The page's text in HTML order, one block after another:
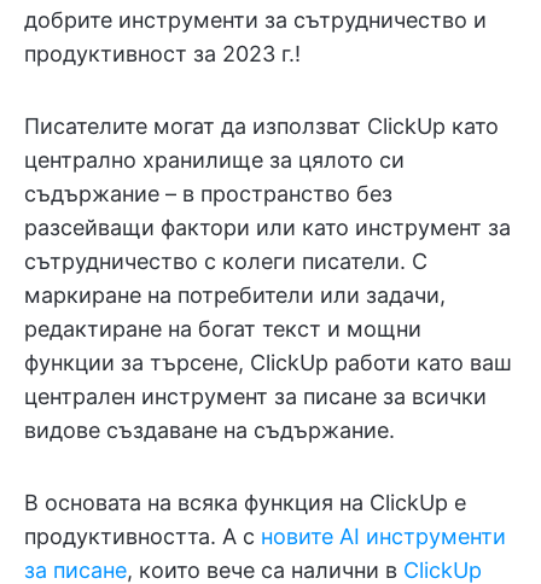
добрите инструменти за сътрудничество и
продуктивност за 2023 г.!
Писателите могат да използват ClickUp като
централно хранилище за цялото си
съдържание – в пространство без
разсейващи фактори или като инструмент за
сътрудничество с колеги писатели. С
маркиране на потребители или задачи,
редактиране на богат текст и мощни
функции за търсене, ClickUp работи като ваш
централен инструмент за писане за всички
видове създаване на съдържание.
В основата на всяка функция на ClickUp е
продуктивността. А с новите AI инструменти
за писане, които вече са налични в ClickUp